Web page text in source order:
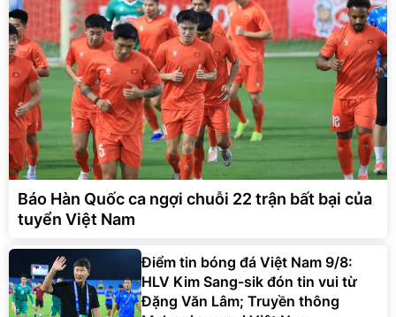
Báo Hàn Quốc ca ngợi chuỗi 22 trận bất bại của
tuyển Việt Nam
Điểm tin bóng đá Việt Nam 9/8:
HLV Kim Sang-sik đón tin vui từ
Đặng Văn Lâm; Truyền thông